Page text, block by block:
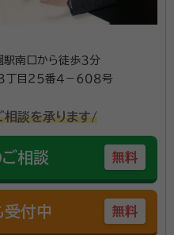
での勤務ののち、2018年に独
できるか、とても不安に思
不動産の売却など、すべてが
もお手
後まで手続きするから大丈
た。私のような人をたくさん
南口から徒歩３分
目２５番４－６０８号
相談を承ります/
相談 無料
付中 無料